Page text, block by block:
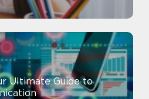
Ultimate Guide to